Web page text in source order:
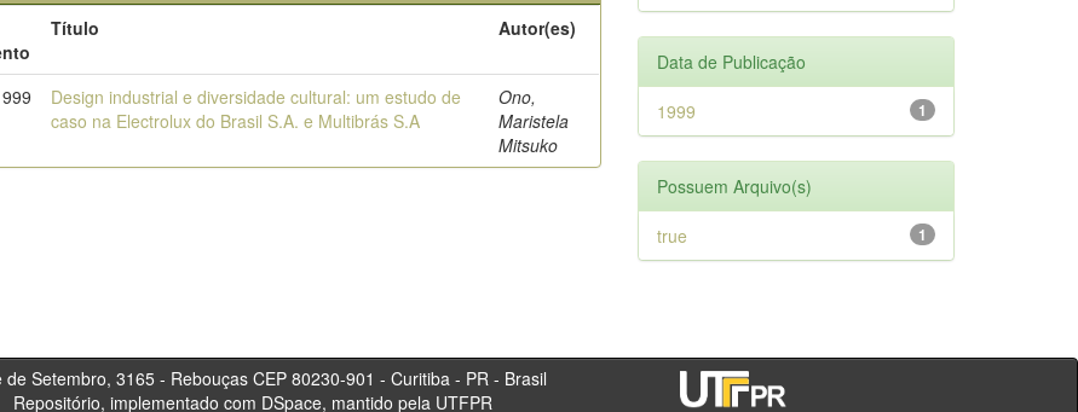
Título Autor(es)
Design industrial e diversidade cultural: um estudo de
caso na Electrolux do Brasil S.A. e Multibrás S.A
Ono,
Maristela
Mitsuko
Data de Publicação
1
1999
Possuem Arquivo(s)
1
true
3165 - Rebouças CEP 80230-901 - Curitiba - PR - Brasil
Repositório, implementado com DSpace, mantido pela UTFPR